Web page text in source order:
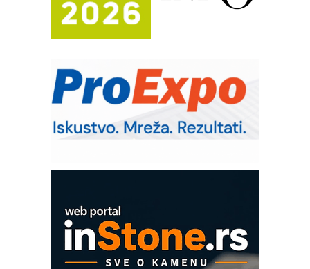
Potpuna efikasnost bez složenih
sistema
Trajna oznaka kao dugoročna korist
IB BLUMENAUER - više od 40 godina
poverenja u industriji
RMQ-TITAN ADVANCED INDICATOR
– Pametna signalizacija za efikasnije
upravljanje mašinama
era CNC merenja
Proizvodnja iC7 Hybrid 1500 VDC
mrežnog pretvarača sa tečnim
hlađenjem
COMBYPACK